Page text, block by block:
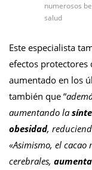
numerosos
salud
Este especialista
efectos protectores
aumentado en los
también que “
aumentando la
obesidad,
«Asimismo, el
cerebrales,